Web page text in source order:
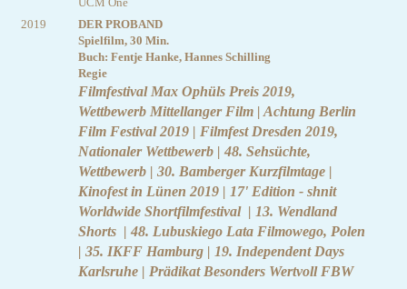
2019
DER PROBAND
Spielfilm, 30 Min.
Buch: Fentje Hanke, Hannes Schilling
Regie
Filmfestival Max Ophüls Preis 2019,
Wettbewerb Mittellanger Film | Achtung Berlin
Film Festival 2019 | Filmfest Dresden 2019,
Nationaler Wettbewerb | 48. Sehsüchte,
Wettbewerb | 30. Bamberger Kurzfilmtage |
Kinofest in Lünen 2019 | 17' Edition - shnit
Worldwide Shortfilmfestival | 13. Wendland
Shorts | 48. Lubuskiego Lata Filmowego, Polen
| 35. IKFF Hamburg | 19. Independent Days
Karlsruhe | Prädikat Besonders Wertvoll FBW